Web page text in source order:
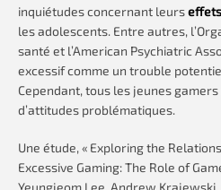
inquiétudes concernant leurs
les adolescents. Entre autres,
santé et l’American Psychiatric
excessif comme un trouble
Cependant, tous les jeunes
d’attitudes problématiques.
Une étude, « Exploring the
Excessive Gaming: The Role of
Yeungjeom Lee, Andrew Krajewski,